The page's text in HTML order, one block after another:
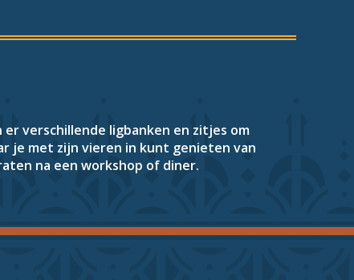
verschillende ligbanken en zitjes om
je met zijn vieren in kunt genieten van
na een workshop of diner.